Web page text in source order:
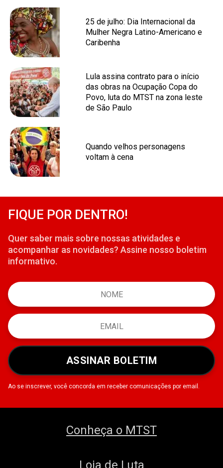
25 de julho: Dia Internacional da
Mulher Negra Latino-Americano e
Caribenha
Lula assina contrato para o início
das obras na Ocupação Copa do
Povo, luta do MTST na zona leste
de São Paulo
Quando velhos personagens
voltam à cena
FIQUE POR DENTRO!
Quer saber mais sobre nossas atividades e
acompanhar as novidades? Assine nosso boletim
informativo.
ASSINAR BOLETIM
Ao se inscrever, você concorda em receber comunicações por email.
Conheça o MTST
Loja de Luta